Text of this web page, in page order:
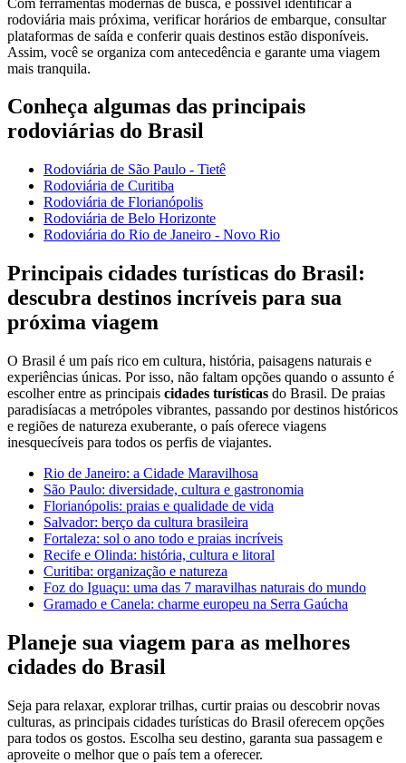
rodoviária mais próxima, verificar horários de embarque, consultar
plataformas de saída e conferir quais destinos estão disponíveis.
Assim, você se organiza com antecedência e garante uma viagem
mais tranquila.
Conheça algumas das principais
rodoviárias do Brasil
Rodoviária de São Paulo - Tietê
Rodoviária de Curitiba
Rodoviária de Florianópolis
Rodoviária de Belo Horizonte
Rodoviária do Rio de Janeiro - Novo Rio
Principais cidades turísticas do Brasil:
descubra destinos incríveis para sua
próxima viagem
O Brasil é um país rico em cultura, história, paisagens naturais e
experiências únicas. Por isso, não faltam opções quando o assunto é
escolher entre as principais cidades turísticas do Brasil. De praias
paradisíacas a metrópoles vibrantes, passando por destinos históricos
e regiões de natureza exuberante, o país oferece viagens
inesquecíveis para todos os perfis de viajantes.
Rio de Janeiro: a Cidade Maravilhosa
São Paulo: diversidade, cultura e gastronomia
Florianópolis: praias e qualidade de vida
Salvador: berço da cultura brasileira
Fortaleza: sol o ano todo e praias incríveis
Recife e Olinda: história, cultura e litoral
Curitiba: organização e natureza
Foz do Iguaçu: uma das 7 maravilhas naturais do mundo
Gramado e Canela: charme europeu na Serra Gaúcha
Planeje sua viagem para as melhores
cidades do Brasil
Seja para relaxar, explorar trilhas, curtir praias ou descobrir novas
culturas, as principais cidades turísticas do Brasil oferecem opções
para todos os gostos. Escolha seu destino, garanta sua passagem e
aproveite o melhor que o país tem a oferecer.